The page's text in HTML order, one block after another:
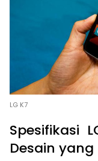
LG K7
Spesifikasi
Desain yang